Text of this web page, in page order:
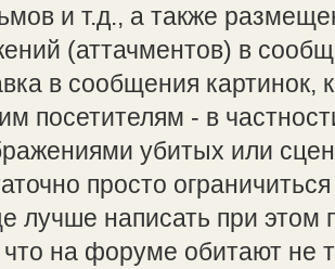
и т.д., а также
(аттачментов) в
в сообщения картинок,
посетителям - в
убитых или
просто
лучше написать при этом
на форуме обитают не